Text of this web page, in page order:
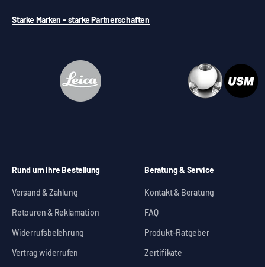
Starke Marken - starke Partnerschaften
Rund um Ihre Bestellung
Versand & Zahlung
Retouren & Reklamation
Widerrufsbelehrung
Vertrag widerrufen
Beratung & Service
Kontakt & Beratung
FAQ
Produkt-Ratgeber
Zertifikate